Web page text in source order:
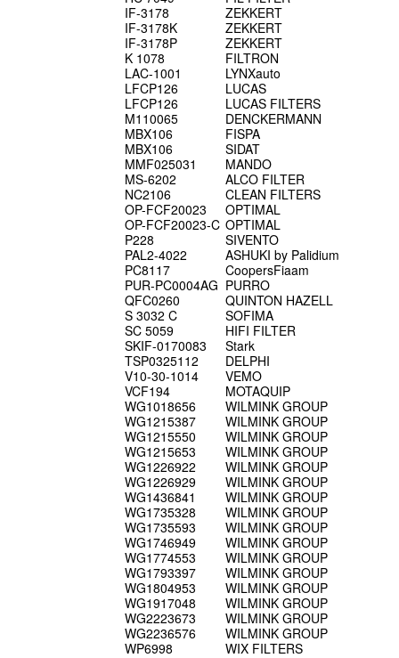
IF-3178
ZEKKERT
IF-3178K
ZEKKERT
IF-3178P
ZEKKERT
K 1078
FILTRON
LAC-1001
LYNXauto
LFCP126
LUCAS
LFCP126
LUCAS FILTERS
M110065
DENCKERMANN
MBX106
FISPA
MBX106
SIDAT
MMF025031
MANDO
MS-6202
ALCO FILTER
NC2106
CLEAN FILTERS
OP-FCF20023
OPTIMAL
OP-FCF20023-C OPTIMAL
P228
SIVENTO
PAL2-4022
ASHUKI by Palidium
PC8117
CoopersFiaam
PUR-PC0004AG PURRO
QFC0260
QUINTON HAZELL
S 3032 C
SOFIMA
SC 5059
HIFI FILTER
SKIF-0170083
Stark
TSP0325112
DELPHI
V10-30-1014
VEMO
VCF194
MOTAQUIP
WG1018656
WILMINK GROUP
WG1215387
WILMINK GROUP
WG1215550
WILMINK GROUP
WG1215653
WILMINK GROUP
WG1226922
WILMINK GROUP
WG1226929
WILMINK GROUP
WG1436841
WILMINK GROUP
WG1735328
WILMINK GROUP
WG1735593
WILMINK GROUP
WG1746949
WILMINK GROUP
WG1774553
WILMINK GROUP
WG1793397
WILMINK GROUP
WG1804953
WILMINK GROUP
WG1917048
WILMINK GROUP
WG2223673
WILMINK GROUP
WG2236576
WILMINK GROUP
WP6998
WIX FILTERS